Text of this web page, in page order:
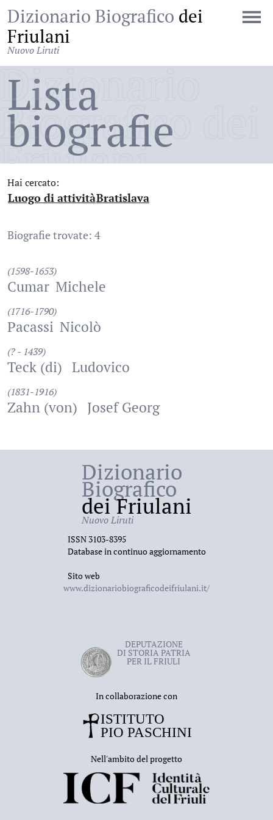
Dizionario Biografico dei
Friulani
Nuovo Liruti
Dizionario
Biografico dei
Friulani
Lista
biografie
Hai cercato:
Luogo di attività
:Bratislava
Biografie trovate: 4
(1598-1653)
Cumar Michele
(1716-1790)
Pacassi Nicolò
(? - 1439)
Teck (di) Ludovico
(1831-1916)
Zahn (von) Josef Georg
Dizionario
Biografico
dei Friulani
Nuovo Liruti
ISSN 3103-8395
Database in continuo aggiornamento
Sito web
www.dizionariobiograficodeifriulani.it/
DEPUTAZIONE
DI STORIA PATRIA
PER IL FRIULI
In collaborazione con
Nell'ambito del progetto